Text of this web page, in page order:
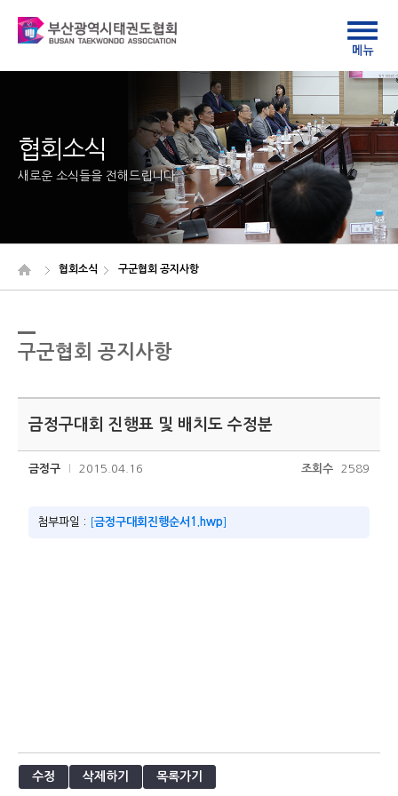
협회소식
새로운 소식들을 전해드립니다
협회소식 구군협회 공지사항
구군협회 공지사항
금정구대회 진행표 및 배치도 수정분
금정구 2015.04.16 조회수 2589
첨부파일 : [금정구대회진행순서1.hwp]
수정 삭제하기 목록가기